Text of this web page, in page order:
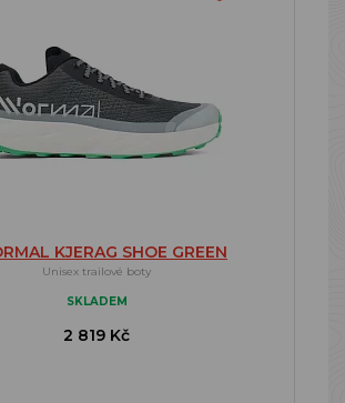
KJERAG SHOE GREEN
Unisex trailové boty
SKLADEM
2 819 Kč